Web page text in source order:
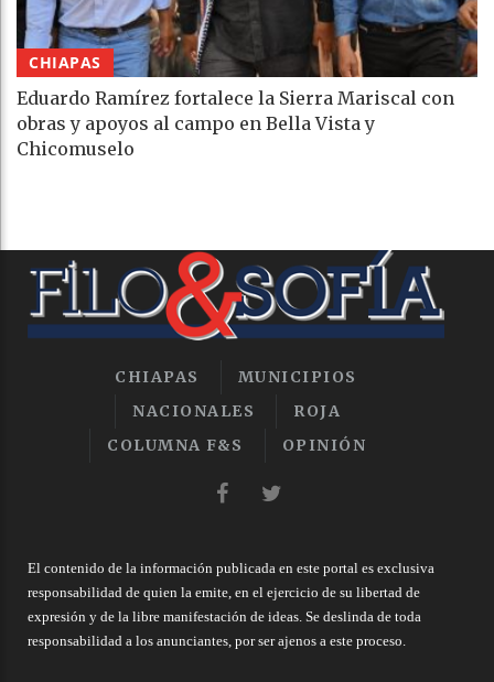
CHIAPAS
Eduardo Ramírez fortalece la Sierra Mariscal con
obras y apoyos al campo en Bella Vista y
Chicomuselo
CHIAPAS
MUNICIPIOS
NACIONALES
ROJA
COLUMNA F&S
OPINIÓN
El contenido de la información publicada en este portal es exclusiva
responsabilidad de quien la emite, en el ejercicio de su libertad de
expresión y de la libre manifestación de ideas. Se deslinda de toda
responsabilidad a los anunciantes, por ser ajenos a este proceso.